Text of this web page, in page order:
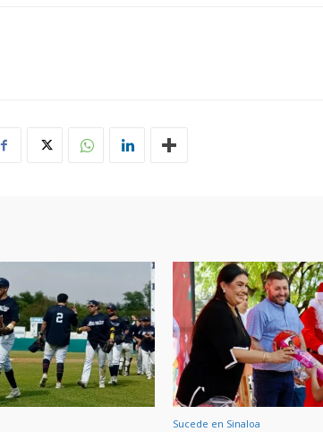
Sucede en Sinaloa